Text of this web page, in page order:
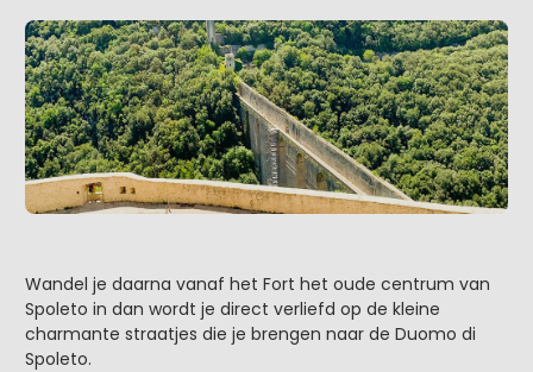
Wandel je daarna vanaf het Fort het oude centrum van
Spoleto in dan wordt je direct verliefd op de kleine
charmante straatjes die je brengen naar de Duomo di
Spoleto.